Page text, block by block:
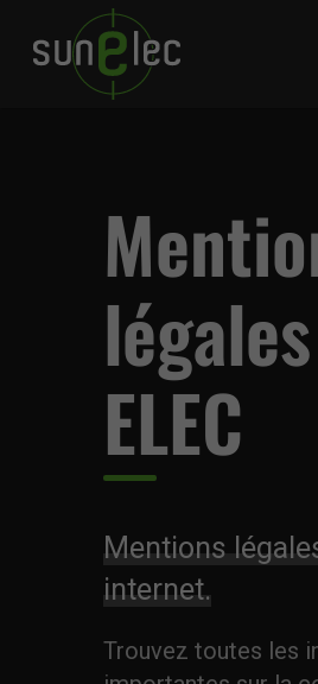
ELEC
Mentions
internet.
Trouvez toutes les